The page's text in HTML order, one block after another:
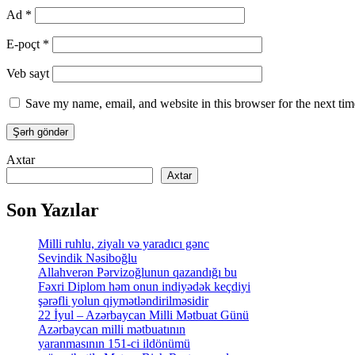
Ad *
E-poçt *
Veb sayt
Save my name, email, and website in this browser for the next
Axtar
Axtar
Son Yazılar
Milli ruhlu, ziyalı və yaradıcı gənc
Sevindik Nəsiboğlu
Allahverən Pərvizoğlunun qazandığı bu
Fəxri Diplom həm onun indiyədək keçdiyi
şərəfli yolun qiymətləndirilməsidir
22 İyul – Azərbaycan Milli Mətbuat Günü
Azərbaycan milli mətbuatının
yaranmasının 151-ci ildönümü